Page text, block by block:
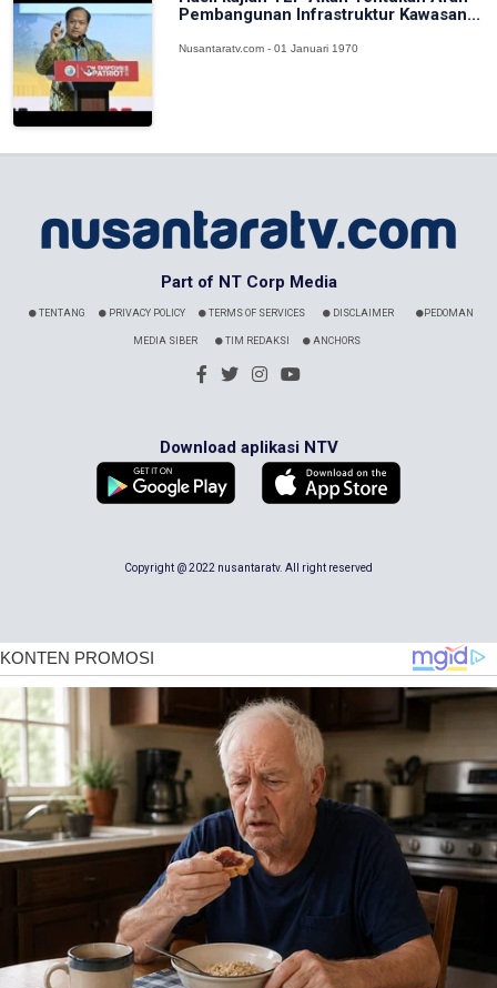
Pembangunan Infrastruktur Kawasan...
Nusantaratv.com - 01 Januari 1970
Part of NT Corp Media
TENTANG PRIVACY POLICY TERMS OF SERVICES DISCLAIMER PEDOMAN
MEDIA SIBER TIM REDAKSI ANCHORS
Download aplikasi NTV
Copyright @ 2022 nusantaratv. All right reserved